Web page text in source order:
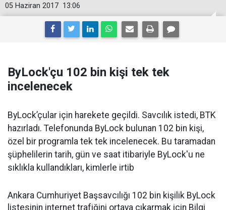
13:06
05 Haziran 2017
ByLock'çu 102 bin kişi tek tek
incelenecek
ByLock’çular için harekete geçildi. Savcılık istedi, BTK
hazırladı. Telefonunda ByLock bulunan 102 bin kişi,
özel bir programla tek tek incelenecek. Bu taramadan
şüphelilerin tarih, gün ve saat itibariyle ByLock'u ne
sıklıkla kullandıkları, kimlerle irtib
Ankara Cumhuriyet Başsavcılığı 102 bin kişilik ByLock
listesinin internet trafiğini ortaya çıkarmak için Bilgi